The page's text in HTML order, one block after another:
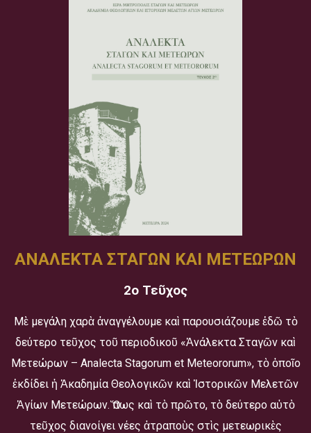
ΑΝΑΛΕΚΤΑ ΣΤΑΓΩΝ ΚΑΙ ΜΕΤΕΩΡΩΝ
2ο Τεῦχος
Μὲ μεγάλη χαρὰ ἀναγγέλουμε καὶ παρουσιάζουμε ἐδῶ τὸ
δεύτερο τεῦχος τοῦ περιοδικοῦ «Ἀνάλεκτα Σταγῶν καὶ
Μετεώρων – Analecta Stagorum et Meteororum», τὸ ὁποῖο
ἐκδίδει ἡ Ἀκαδημία Θεολογικῶν καὶ Ἱστορικῶν Μελετῶν
Ἁγίων Μετεώρων. Ὅπως καὶ τὸ πρῶτο, τὸ δεύτερο αὐτὸ
τεῦχος διανοίγει νέες ἀτραποὺς στὶς μετεωρικὲς